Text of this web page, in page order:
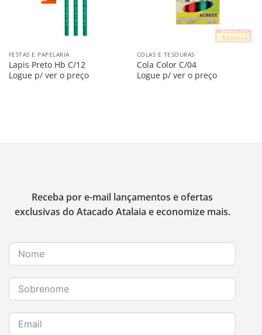
FESTAS E PAPELARIA
Lapis Preto Hb C/12
Logue p/ ver o preço
COLAS E TESOURAS
Cola Color C/04
Logue p/ ver o preço
Receba por e-mail lançamentos e ofertas
exclusivas do Atacado Atalaia e economize mais.